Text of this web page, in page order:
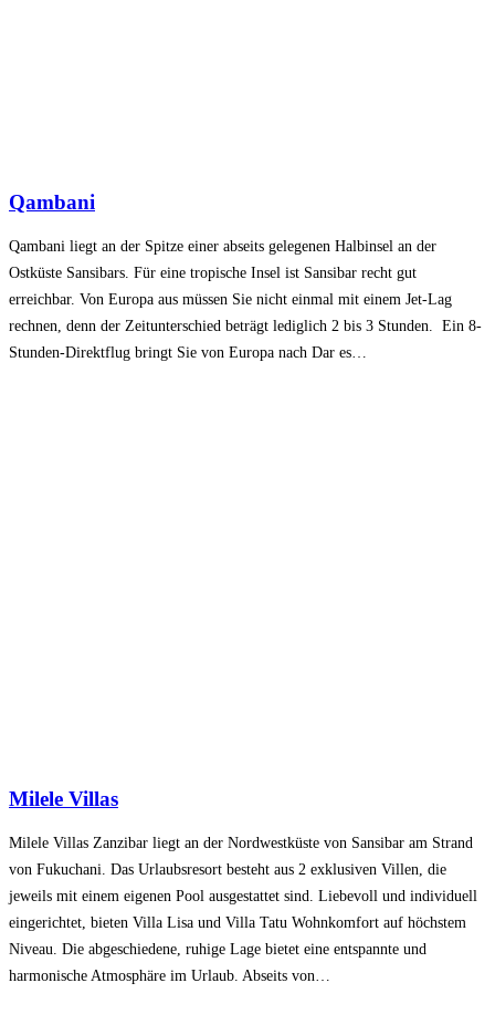
Qambani
Qambani liegt an der Spitze einer abseits gelegenen Halbinsel an der
Ostküste Sansibars. Für eine tropische Insel ist Sansibar recht gut
erreichbar. Von Europa aus müssen Sie nicht einmal mit einem Jet-Lag
rechnen, denn der Zeitunterschied beträgt lediglich 2 bis 3 Stunden. Ein 8-
Stunden-Direktflug bringt Sie von Europa nach Dar es…
Milele Villas
Milele Villas Zanzibar liegt an der Nordwestküste von Sansibar am Strand
von Fukuchani. Das Urlaubsresort besteht aus 2 exklusiven Villen, die
jeweils mit einem eigenen Pool ausgestattet sind. Liebevoll und individuell
eingerichtet, bieten Villa Lisa und Villa Tatu Wohnkomfort auf höchstem
Niveau. Die abgeschiedene, ruhige Lage bietet eine entspannte und
harmonische Atmosphäre im Urlaub. Abseits von…